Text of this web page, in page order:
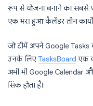
रूप से योजना बनाने का सबसे
एक भरा हुआ कैलेंडर तीन
जो टीमें अपने Google Tasks
उनके लिएTasksBoard एक
अभी भी Google Calendar
सिंक होता है।